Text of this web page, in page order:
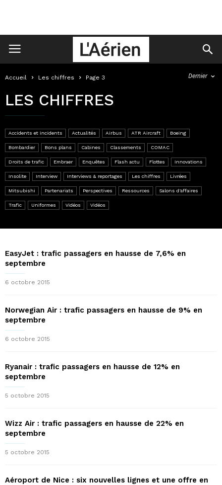
Accueil Les chiffres Page 3 Dernier
LES CHIFFRES
Accidents et incidents Actualités Airbus ATR Aircraft Boeing
Bombardier Bons plans Cabines Classements COMAC
Droits de trafic Embraer Enquêtes Flash actu Flottes Innovations
Insolite Interview Interviews & reportages Les chiffres Livrées
Mitsubishi Partenariats Perspectives Ressources Salons d'affaires
Trafic Uniformes Vidéos Vidéos
EasyJet : trafic passagers en hausse de 7,6% en
septembre
6 octobre 2015
Norwegian Air : trafic passagers en hausse de 9% en
septembre
6 octobre 2015
Ryanair : trafic passagers en hausse de 12% en
septembre
5 octobre 2015
Wizz Air : trafic passagers en hausse de 22% en
septembre
5 octobre 2015
Aéroport de Nice : six nouvelles lignes et une offre en